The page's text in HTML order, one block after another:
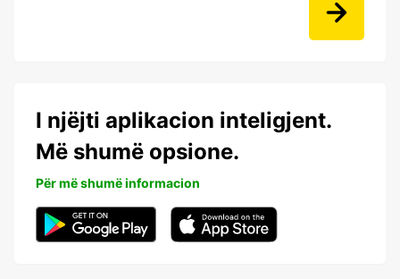
I njëjti aplikacion inteligjent.
Më shumë opsione.
Për më shumë informacion